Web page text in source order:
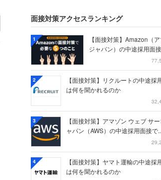
面接対策アクセスランキング
1
【面接対策】Amazon（
ジャパン）の中途採用面
2
【面接対策】リクルートの中途採
は何を聞かれるのか
3
【面接対策】アマゾン ウェブ サ
ャパン（AWS）の中途採用面接で
4
【面接対策】ヤマト運輸の中途採
は何を聞かれるのか